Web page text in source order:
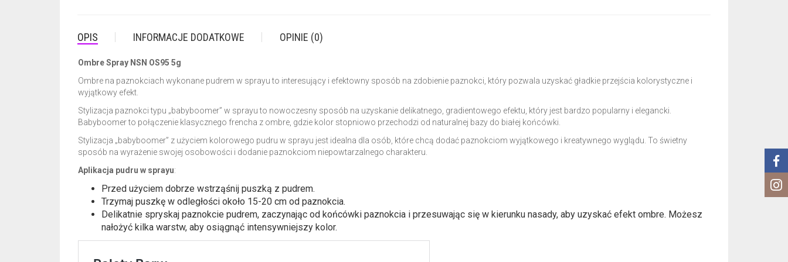
OPIS INFORMACJE DODATKOWE OPINIE (0)
Ombre Spray NSN OS95 5g
Ombre na paznokciach wykonane pudrem w sprayu to interesujący i efektowny sposób na zdobienie paznokci, który pozwala uzyskać gładkie przejścia kolorystyczne i
wyjątkowy efekt.
Stylizacja paznokci typu „babyboomer” w sprayu to nowoczesny sposób na uzyskanie delikatnego, gradientowego efektu, który jest bardzo popularny i elegancki.
Babyboomer to połączenie klasycznego frencha z ombre, gdzie kolor stopniowo przechodzi od naturalnej bazy do białej końcówki.
Stylizacja „babyboomer” z użyciem kolorowego pudru w sprayu jest idealna dla osób, które chcą dodać paznokciom wyjątkowego i kreatywnego wyglądu. To świetny
sposób na wyrażenie swojej osobowości i dodanie paznokciom niepowtarzalnego charakteru.
Aplikacja pudru w sprayu:
Przed użyciem dobrze wstrząśnij puszką z pudrem.
Trzymaj puszkę w odległości około 15-20 cm od paznokcia.
Delikatnie spryskaj paznokcie pudrem, zaczynając od końcówki paznokcia i przesuwając się w kierunku nasady, aby uzyskać efekt ombre. Możesz
nałożyć kilka warstw, aby osiągnąć intensywniejszy kolor.